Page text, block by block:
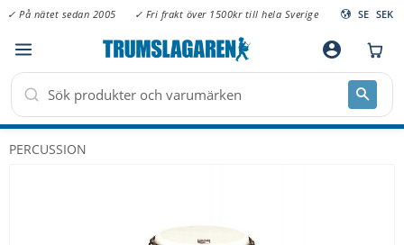
Meny
✓ På nätet sedan 2005 ✓ Fri frakt över 1500kr till hela Sverige SE SEK
account_circle
PERCUSSION